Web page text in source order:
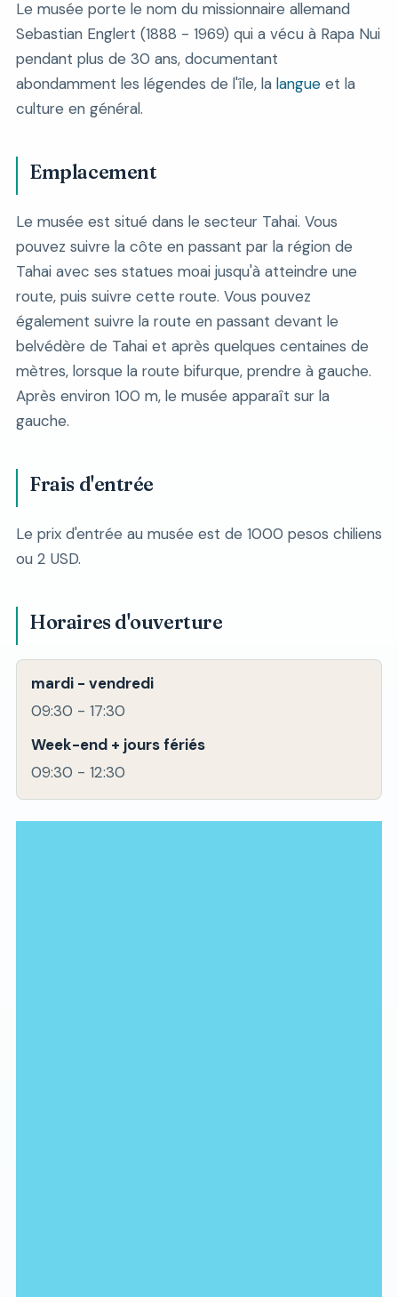
Le musée porte le nom du missionnaire allemand
Sebastian Englert (1888 - 1969) qui a vécu à Rapa Nui
pendant plus de 30 ans, documentant
abondamment les légendes de l'île, la langueet la
culture en général.
Emplacement
Le musée est situé dans le secteur Tahai. Vous
pouvez suivre la côte en passant par la région de
Tahai avec ses statues moai jusqu'à atteindre une
route, puis suivre cette route. Vous pouvez
également suivre la route en passant devant le
belvédère de Tahai et après quelques centaines de
mètres, lorsque la route bifurque, prendre à gauche.
Après environ 100 m, le musée apparaît sur la
gauche.
Frais d'entrée
Le prix d'entrée au musée est de 1000 pesos chiliens
ou 2 USD.
Horaires d'ouverture
mardi - vendredi
09:30 - 17:30
Week-end + jours fériés
09:30 - 12:30